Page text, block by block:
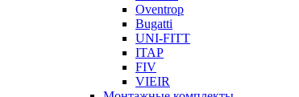
Oventrop
Bugatti
UNI-FITT
ITAP
FIV
VIEIR